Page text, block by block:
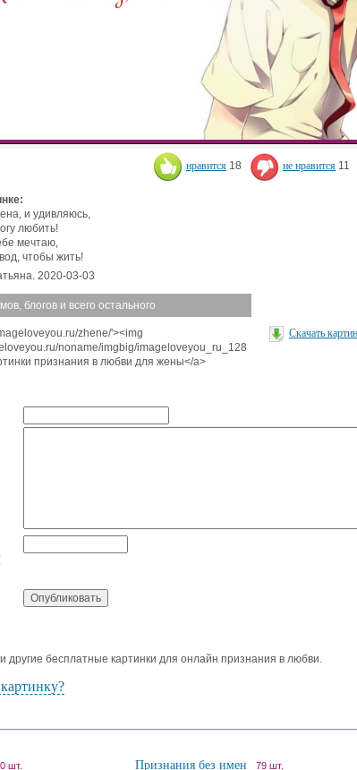
нравится 18 не нравится 11
и удивляюсь,
любить!
мечтаю,
чтобы жить!
2020-03-03
блогов и всего остального
zhene/'><img
noname/imgbig/imageloveyou_ru_128
признания в любви для жены</a>
Скачать
другие бесплатные картинки для онлайн признания в любви.
шт. Признания без имен 79 шт.